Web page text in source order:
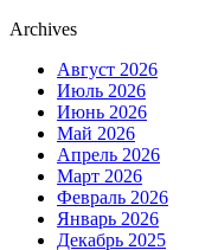
Archives
Август 2026
Июль 2026
Июнь 2026
Май 2026
Апрель 2026
Март 2026
Февраль 2026
Январь 2026
Декабрь 2025